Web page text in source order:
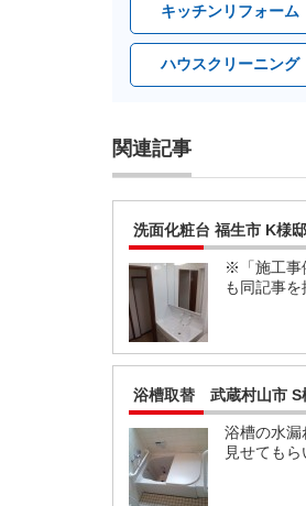
キッチンリフォーム
ハウスクリーニング
関連記事
洗面化粧台 福生市 K様邸
※「施工事
も同記事を
浴槽取替 武蔵村山市 S
浴槽の水漏
見せてもら